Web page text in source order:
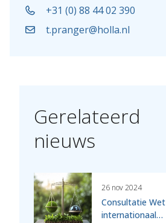
+31 (0) 88 44 02 390
t.pranger@holla.nl
Gerelateerd
nieuws
26 nov 2024
Consultatie Wet
internationaal…